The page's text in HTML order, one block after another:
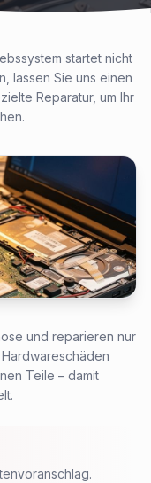
startet nicht
lassen Sie uns einen
Reparatur, um Ihr
und reparieren nur
Teile – damit